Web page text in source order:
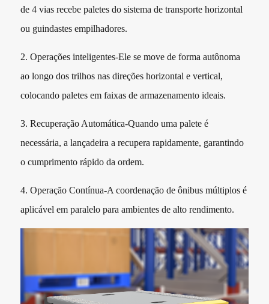
de 4 vias recebe paletes do sistema de transporte horizontal
ou guindastes empilhadores.
2. Operações inteligentes-Ele se move de forma autônoma
ao longo dos trilhos nas direções horizontal e vertical,
colocando paletes em faixas de armazenamento ideais.
3. Recuperação Automática-Quando uma palete é
necessária, a lançadeira a recupera rapidamente, garantindo
o cumprimento rápido da ordem.
4. Operação Contínua-A coordenação de ônibus múltiplos é
aplicável em paralelo para ambientes de alto rendimento.